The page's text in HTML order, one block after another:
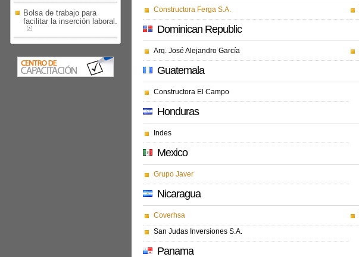
Bolsa de trabajo para
facilitar la inserción laboral.
Constructora Ferga S.A.
Dominican Republic
Arq. José Alejandro García
Guatemala
Constructora El Campo
Honduras
Indes
Mexico
Grupo Javer
Nicaragua
Coverhsa
San Judas Inversiones S.A.
Panama